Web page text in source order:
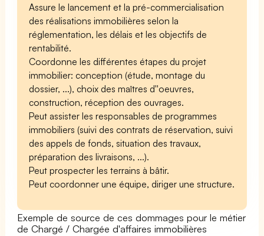
Assure le lancement et la pré-commercialisation
des réalisations immobilières selon la
réglementation, les délais et les objectifs de
rentabilité.
Coordonne les différentes étapes du projet
immobilier: conception (étude, montage du
dossier, ...), choix des maîtres d''oeuvres,
construction, réception des ouvrages.
Peut assister les responsables de programmes
immobiliers (suivi des contrats de réservation, suivi
des appels de fonds, situation des travaux,
préparation des livraisons, ...).
Peut prospecter les terrains à bâtir.
Peut coordonner une équipe, diriger une structure.
Exemple de source de ces dommages pour le métier
de Chargé / Chargée d'affaires immobilières